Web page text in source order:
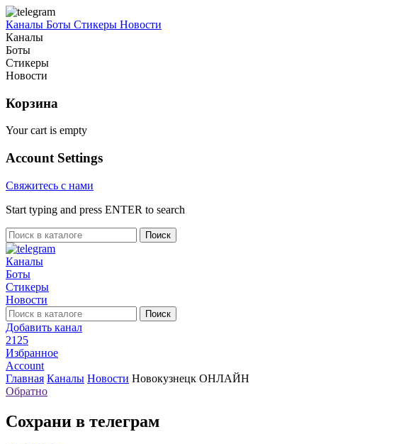
Каналы Боты Стикеры Новости
Каналы
Боты
Стикеры
Новости
Корзина
Your cart is empty
Account Settings
Свяжитесь с нами
Start typing and press ENTER to search
Поиск
Каналы
Боты
Стикеры
Новости
Поиск
Добавить канал
2125
Избранное
Account
Главная Каналы Новости Новокузнецк ОНЛАЙН
Обратно
Сохрани в телеграм